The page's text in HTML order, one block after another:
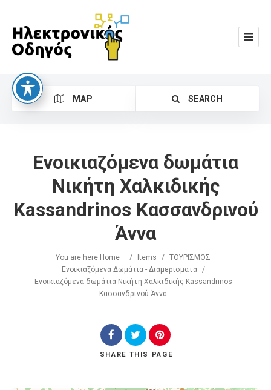
MAP SEARCH
Search
Ενοικιαζόμενα δωμάτια
Νικήτη Χαλκιδικής
Kassandrinos Κασσανδρινού
Άννα
You are here: Home / Items / ΤΟΥΡΙΣΜΟΣ
Ενοικιαζόμενα Δωμάτια - Διαμερίσματα
/
Ενοικιαζόμενα δωμάτια Νικήτη Χαλκιδικής Kassandrinos
Κασσανδρινού Άννα
SHARE THIS PAGE